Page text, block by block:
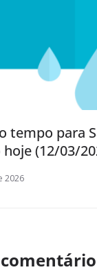
tempo para
hoje (12/03/
2026